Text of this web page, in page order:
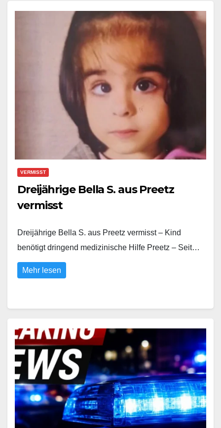
VERMISST
Dreijährige Bella S. aus Preetz
vermisst
Dreijährige Bella S. aus Preetz vermisst – Kind
benötigt dringend medizinische Hilfe Preetz – Seit…
Mehr lesen